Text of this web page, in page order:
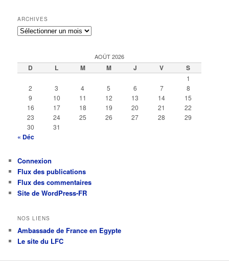
ARCHIVES
Archives
AOÛT 2026
D L M M J V S
1
2
3 4 5 6 7
8
9
10 11 12 13 14
15
16
17 18 19 20 21
22
23
24 25 26 27 28
29
30
31
« Déc
Connexion
Flux des publications
Flux des commentaires
Site de WordPress-FR
NOS LIENS
Ambassade de France en Egypte
Le site du LFC